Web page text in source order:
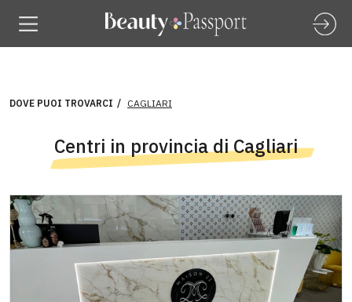
DOVE PUOI TROVARCI CAGLIARI
Centri in provincia di Cagliari